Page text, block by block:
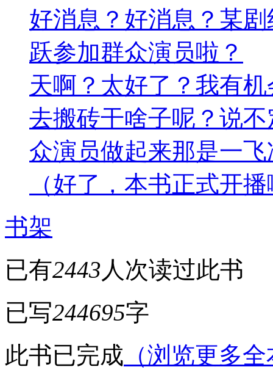
好消息？好消息？某
跃参加群众演员啦？
天啊？太好了？我有
去搬砖干啥子呢？说
众演员做起来那是一
（好了，本书正式开
书架
已有2443人次读过此书
已写244695字
此书已完成 （浏览更多